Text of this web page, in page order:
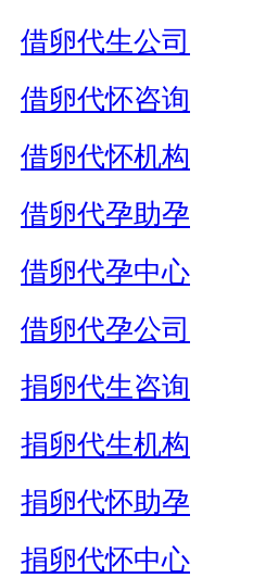
借卵代生公司
借卵代怀咨询
借卵代怀机构
借卵代孕助孕
借卵代孕中心
借卵代孕公司
捐卵代生咨询
捐卵代生机构
捐卵代怀助孕
捐卵代怀中心